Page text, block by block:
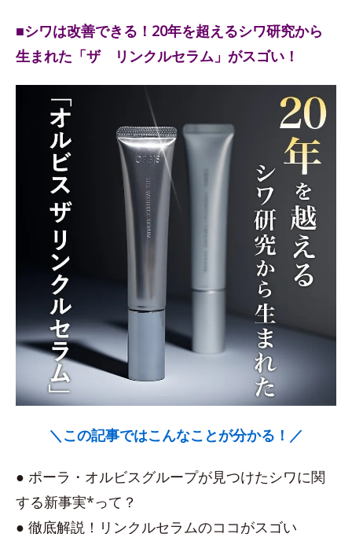
■シワは改善できる！20年を超えるシワ研究から
生まれた「ザ リンクルセラム」がスゴい！
＼この記事ではこんなことが分かる！／
● ポーラ・オルビスグループが見つけたシワに関
する新事実*って？
● 徹底解説！リンクルセラムのココがスゴい